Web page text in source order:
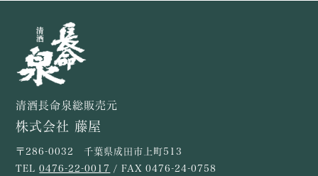
清酒長命泉総販売元
株式会社 藤屋
〒286-0032 千葉県成田市上町513
TEL0476-22-0017 / FAX 0476-24-0758